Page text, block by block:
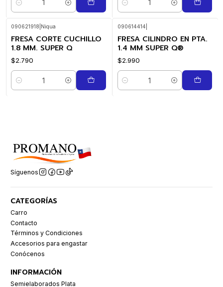
Cantidad Cantidad
090621918 Niqua
FRESA CORTE CUCHILLO
1.8 MM. SUPER Q
$2.790
Cantidad
090614414
FRESA CILINDRO EN PTA.
1.4 MM SUPER Q®
$2.990
Cantidad
Síguenos
CATEGORÍAS
Carro
Contacto
Términos y Condiciones
Accesorios para engastar
Conócenos
INFORMACIÓN
Semielaborados Plata